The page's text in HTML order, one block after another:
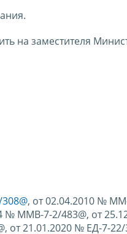
на заместителя
, от 02.04.2010 №
№ ММВ-7-2/483@, от
от 21.01.2020 № ЕД-7-22/